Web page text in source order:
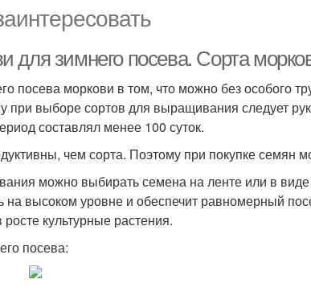
для зимнего посева. Сорта
посева моркови в том, что можно без особого
при выборе сортов для выращивания следует
составлял менее 100 суток.
чем сорта. Поэтому при покупке семян
можно выбирать семена на ленте или в
на высоком уровне и обеспечит равномерный
культурные растения.
посева: